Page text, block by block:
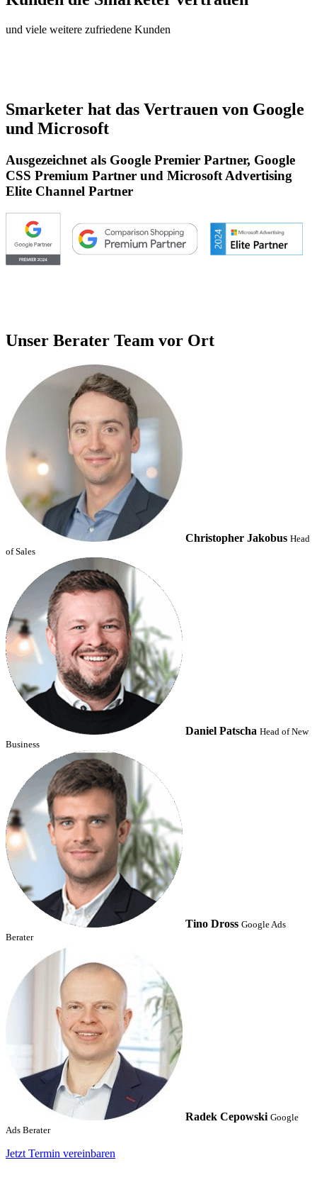
und viele weitere zufriedene Kunden
Smarketer hat das Vertrauen von Google
und Microsoft
Ausgezeichnet als Google Premier Partner, Google
CSS Premium Partner und Microsoft Advertising
Elite Channel Partner
Unser Berater Team vor Ort
Christopher Jakobus Head
of Sales
Daniel Patscha Head of New
Business
Tino Dross Google Ads
Berater
Radek Cepowski Google
Ads Berater
Jetzt Termin vereinbaren